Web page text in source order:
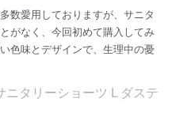
数愛用しておりますが、サニタ
がなく、今回初めて購入してみ
色味とデザインで、生理中の憂
ニタリーショーツ L ダステ